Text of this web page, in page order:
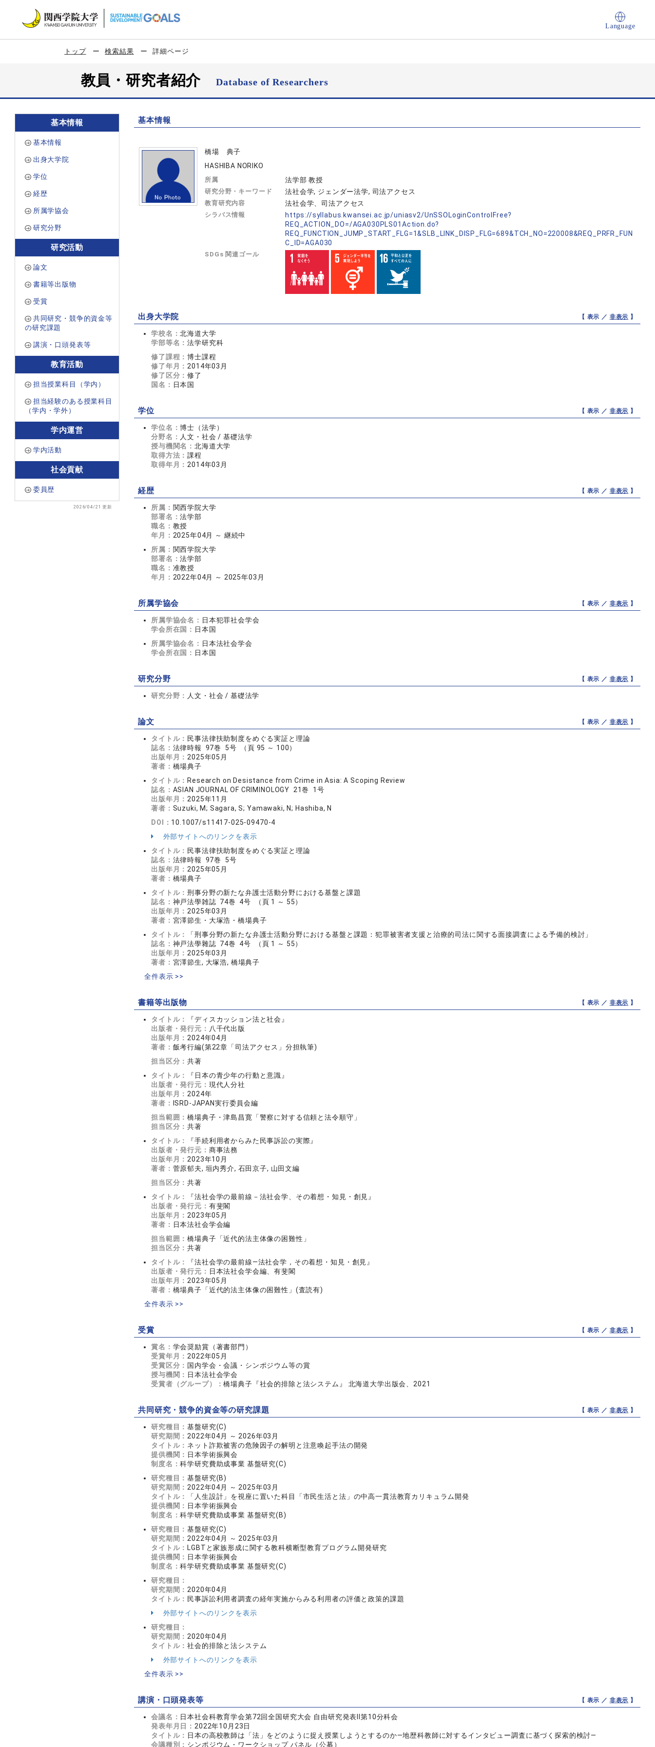
Language
トップ 検索結果 詳細ページ
教員・研究者紹介Database of Researchers
基本情報
基本情報
出身大学院
学位
経歴
所属学協会
研究分野
研究活動
論文
書籍等出版物
受賞
共同研究・競争的資金等
の研究課題
講演・口頭発表等
教育活動
担当授業科目（学内）
担当経験のある授業科目
（学内・学外）
学内運営
学内活動
社会貢献
委員歴
2026/04/21 更新
基本情報
橋場 典子
HASHIBA NORIKO
所属 法学部 教授
研究分野・キーワード 法社会学, ジェンダー法学, 司法アクセス
教育研究内容 法社会学、司法アクセス
シラバス情報
https://syllabus.kwansei.ac.jp/uniasv2/UnSSOLoginControlFree?
REQ_ACTION_DO=/AGA030PLS01Action.do?
REQ_FUNCTION_JUMP_START_FLG=1&SLB_LINK_DISP_FLG=689&TCH_NO=220008&REQ_PRFR_FUN
C_ID=AGA030
SDGs 関連ゴール
出身大学院 【 表示 ／ 非表示 】
学校名：北海道大学
学部等名：法学研究科
修了課程：博士課程
修了年月： 2014年03月
修了区分：修了
国名： 日本国
学位 【 表示 ／ 非表示 】
学位名：博士（法学）
分野名： 人文・社会 / 基礎法学
授与機関名：北海道大学
取得方法：課程
取得年月： 2014年03月
経歴 【 表示 ／ 非表示 】
所属： 関西学院大学
部署名：法学部
職名： 教授
年月： 2025年04月 ～ 継続中
所属： 関西学院大学
部署名：法学部
職名： 准教授
年月： 2022年04月 ～ 2025年03月
所属学協会 【 表示 ／ 非表示 】
所属学協会名： 日本犯罪社会学会
学会所在国： 日本国
所属学協会名： 日本法社会学会
学会所在国： 日本国
研究分野 【 表示 ／ 非表示 】
研究分野： 人文・社会 / 基礎法学
論文 【 表示 ／ 非表示 】
タイトル： 民事法律扶助制度をめぐる実証と理論
誌名： 法律時報 97巻 5号 （頁 95 ～ 100）
出版年月： 2025年05月
著者： 橋場典子
タイトル： Research on Desistance from Crime in Asia: A Scoping Review
誌名： ASIAN JOURNAL OF CRIMINOLOGY 21巻 1号
出版年月： 2025年11月
著者： Suzuki, M; Sagara, S; Yamawaki, N; Hashiba, N
DOI： 10.1007/s11417-025-09470-4
外部サイトへのリンクを表示
タイトル： 民事法律扶助制度をめぐる実証と理論
誌名： 法律時報 97巻 5号
出版年月： 2025年05月
著者： 橋場典子
タイトル：刑事分野の新たな弁護士活動分野における基盤と課題
誌名： 神戸法學雑誌 74巻 4号 （頁 1 ～ 55）
出版年月： 2025年03月
著者： 宮澤節生・大塚浩・橋場典子
タイトル：
「刑事分野の新たな弁護士活動分野における基盤と課題：犯罪被害者支援と治療的司法に関する面接調査による予備的検討」
誌名： 神戸法學雜誌 74巻 4号 （頁 1 ～ 55）
出版年月： 2025年03月
著者： 宮澤節生, 大塚浩, 橋場典子
全件表示 >>
書籍等出版物 【 表示 ／ 非表示 】
タイトル：
『ディスカッション法と社会』
出版者・発行元： 八千代出版
出版年月： 2024年04月
著者： 飯考行編(第22章「司法アクセス」分担執筆)
担当区分：共著
タイトル：
『日本の青少年の行動と意識』
出版者・発行元： 現代人分社
出版年月： 2024年
著者： ISRD-JAPAN実行委員会編
担当範囲：橋場典子・津島昌寛「警察に対する信頼と法令順守」
担当区分：共著
タイトル：
『手続利用者からみた民事訴訟の実際』
出版者・発行元： 商事法務
出版年月： 2023年10月
著者： 菅原郁夫, 垣内秀介, 石田京子, 山田文編
担当区分：共著
タイトル：
『法社会学の最前線－法社会学、その着想・知見・創見』
出版者・発行元： 有斐閣
出版年月： 2023年05月
著者： 日本法社会学会編
担当範囲：橋場典子「近代的法主体像の困難性」
担当区分：共著
タイトル：
『法社会学の最前線―法社会学，その着想・知見・創見』
出版者・発行元： 日本法社会学会編、有斐閣
出版年月： 2023年05月
著者： 橋場典子「近代的法主体像の困難性」(査読有)
全件表示 >>
受賞 【 表示 ／ 非表示 】
賞名： 学会奨励賞（著書部門）
受賞年月： 2022年05月
受賞区分： 国内学会・会議・シンポジウム等の賞
授与機関： 日本法社会学会
受賞者（グループ）：橋場典子『社会的排除と法システム』 北海道大学出版会、2021
共同研究・競争的資金等の研究課題 【 表示 ／ 非表示 】
研究種目：基盤研究(C)
研究期間： 2022年04月 ～ 2026年03月
タイトル： ネット詐欺被害の危険因子の解明と注意喚起手法の開発
提供機関： 日本学術振興会
制度名：科学研究費助成事業 基盤研究(C)
研究種目：基盤研究(B)
研究期間： 2022年04月 ～ 2025年03月
タイトル：
「人生設計」を視座に置いた科目「市民生活と法」の中高一貫法教育カリキュラム開発
提供機関： 日本学術振興会
制度名：科学研究費助成事業 基盤研究(B)
研究種目：基盤研究(C)
研究期間： 2022年04月 ～ 2025年03月
タイトル： LGBTと家族形成に関する教科横断型教育プログラム開発研究
提供機関： 日本学術振興会
制度名：科学研究費助成事業 基盤研究(C)
研究種目：
研究期間： 2020年04月
タイトル： 民事訴訟利用者調査の経年実施からみる利用者の評価と政策的課題
外部サイトへのリンクを表示
研究種目：
研究期間： 2020年04月
タイトル：社会的排除と法システム
外部サイトへのリンクを表示
全件表示 >>
講演・口頭発表等 【 表示 ／ 非表示 】
会議名： 日本社会科教育学会第72回全国研究大会 自由研究発表Ⅱ第10分科会
発表年月日： 2022年10月23日
タイトル： 日本の高校教師は「法」をどのように捉え授業しようとするのか―地歴科教師に対するインタビュー調査に基づく探索的検討―
会議種別： シンポジウム・ワークショップ パネル（公募）